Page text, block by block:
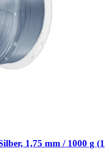
1,75 mm / 1000 g (1